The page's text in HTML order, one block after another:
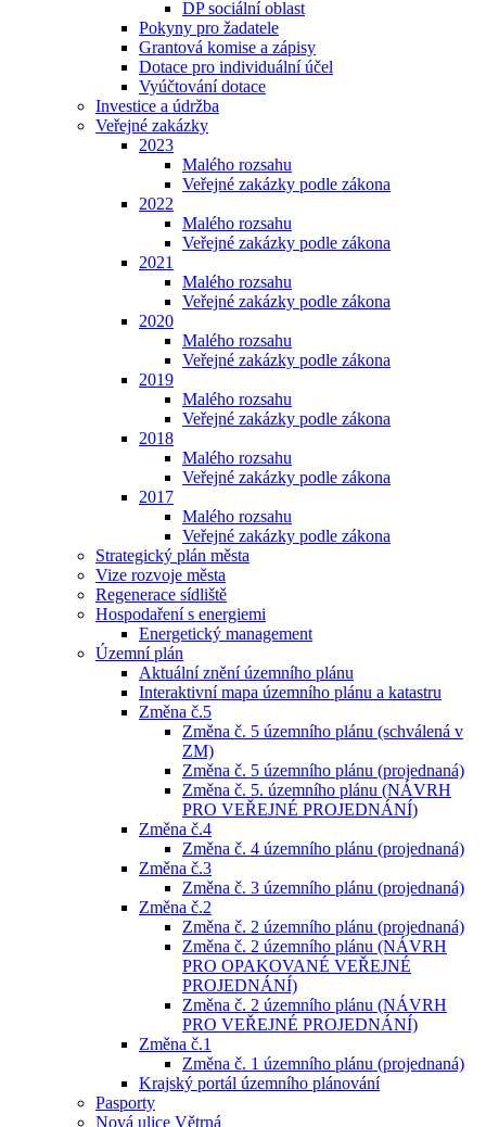
DP sociální oblast
Pokyny pro žadatele
Grantová komise a zápisy
Dotace pro individuální účel
Vyúčtování dotace
Investice a údržba
Veřejné zakázky
2023
Malého rozsahu
Veřejné zakázky podle zákona
2022
Malého rozsahu
Veřejné zakázky podle zákona
2021
Malého rozsahu
Veřejné zakázky podle zákona
2020
Malého rozsahu
Veřejné zakázky podle zákona
2019
Malého rozsahu
Veřejné zakázky podle zákona
2018
Malého rozsahu
Veřejné zakázky podle zákona
2017
Malého rozsahu
Veřejné zakázky podle zákona
Strategický plán města
Vize rozvoje města
Regenerace sídliště
Hospodaření s energiemi
Energetický management
Územní plán
Aktuální znění územního plánu
Interaktivní mapa územního plánu a katastru
Změna č.5
Změna č. 5 územního plánu (schválená v
ZM)
Změna č. 5 územního plánu (projednaná)
Změna č. 5. územního plánu (NÁVRH
PRO VEŘEJNÉ PROJEDNÁNÍ)
Změna č.4
Změna č. 4 územního plánu (projednaná)
Změna č.3
Změna č. 3 územního plánu (projednaná)
Změna č.2
Změna č. 2 územního plánu (projednaná)
Změna č. 2 územního plánu (NÁVRH
PRO OPAKOVANÉ VEŘEJNÉ
PROJEDNÁNÍ)
Změna č. 2 územního plánu (NÁVRH
PRO VEŘEJNÉ PROJEDNÁNÍ)
Změna č.1
Změna č. 1 územního plánu (projednaná)
Krajský portál územního plánování
Pasporty
Nová ulice Větrná